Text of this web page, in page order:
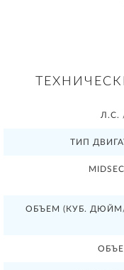
Л.С.
ТИП
ОБЪЕМ (КУБ.